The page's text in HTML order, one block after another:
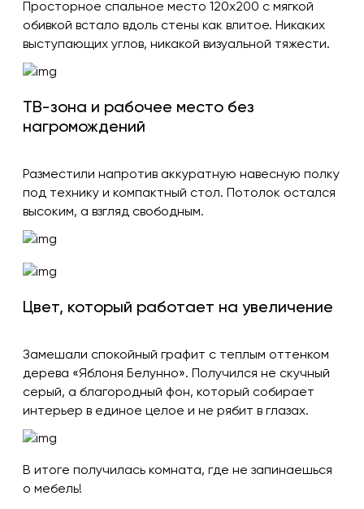
Просторное спальное место 120х200 с мягкой
обивкой встало вдоль стены как влитое. Никаких
выступающих углов, никакой визуальной тяжести.
ТВ-зона и рабочее место без
нагромождений
Разместили напротив аккуратную навесную полку
под технику и компактный стол. Потолок остался
высоким, а взгляд свободным.
Цвет, который работает на увеличение
Замешали спокойный графит с теплым оттенком
дерева «Яблоня Белунно». Получился не скучный
серый, а благородный фон, который собирает
интерьер в единое целое и не рябит в глазах.
В итоге получилась комната, где не запинаешься
о мебель!